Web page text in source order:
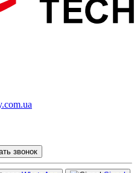
звонок